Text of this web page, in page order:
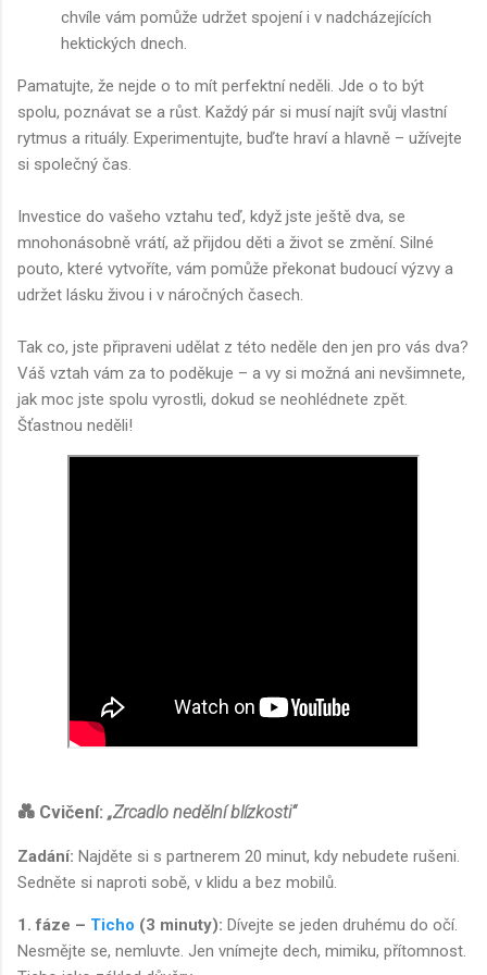
chvíle vám pomůže udržet spojení i v nadcházejících
hektických dnech.
Pamatujte, že nejde o to mít perfektní neděli. Jde o to být
spolu, poznávat se a růst. Každý pár si musí najít svůj vlastní
rytmus a rituály. Experimentujte, buďte hraví a hlavně – užívejte
si společný čas.
Investice do vašeho vztahu teď, když jste ještě dva, se
mnohonásobně vrátí, až přijdou děti a život se změní. Silné
pouto, které vytvoříte, vám pomůže překonat budoucí výzvy a
udržet lásku živou i v náročných časech.
Tak co, jste připraveni udělat z této neděle den jen pro vás dva?
Váš vztah vám za to poděkuje – a vy si možná ani nevšimnete,
jak moc jste spolu vyrostli, dokud se neohlédnete zpět.
Šťastnou neděli!
💑 Cvičení: „Zrcadlo nedělní blízkosti“
Zadání: Najděte si s partnerem 20 minut, kdy nebudete rušeni.
Sedněte si naproti sobě, v klidu a bez mobilů.
1. fáze – Ticho (3 minuty): Dívejte se jeden druhému do očí.
Nesmějte se, nemluvte. Jen vnímejte dech, mimiku, přítomnost.